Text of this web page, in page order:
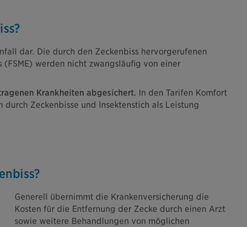
dar. Die durch den Zeckenbiss hervorgerufenen
werden nicht zwangsläufig von einer
Krankheiten abgesichert. In den Tarifen Komfort
durch Zeckenbisse und Insektenstich als Leistung
Generell übernimmt die Krankenversicherung die
Kosten für die Entfernung der Zecke durch einen Arzt
sowie weitere Behandlungen von möglichen